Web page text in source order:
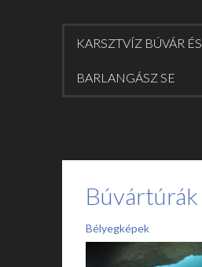
KARSZTVÍZ BÚVÁR ÉS
BARLANGÁSZ SE
Búvártúrák
Bélyegképek